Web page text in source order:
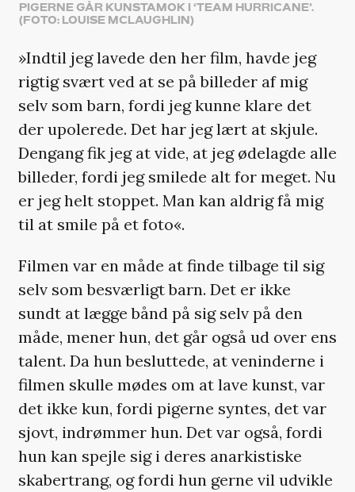
PIGERNE GÅR KUNSTAMOK I ‘TEAM HURRICANE’.
(FOTO: LOUISE MCLAUGHLIN)
»Indtil jeg lavede den her film, havde jeg
rigtig svært ved at se på billeder af mig
selv som barn, fordi jeg kunne klare det
der upolerede. Det har jeg lært at skjule.
Dengang fik jeg at vide, at jeg ødelagde alle
billeder, fordi jeg smilede alt for meget. Nu
er jeg helt stoppet. Man kan aldrig få mig
til at smile på et foto«.
Filmen var en måde at finde tilbage til sig
selv som besværligt barn. Det er ikke
sundt at lægge bånd på sig selv på den
måde, mener hun, det går også ud over ens
talent. Da hun besluttede, at veninderne i
filmen skulle mødes om at lave kunst, var
det ikke kun, fordi pigerne syntes, det var
sjovt, indrømmer hun. Det var også, fordi
hun kan spejle sig i deres anarkistiske
skabertrang, og fordi hun gerne vil udvikle